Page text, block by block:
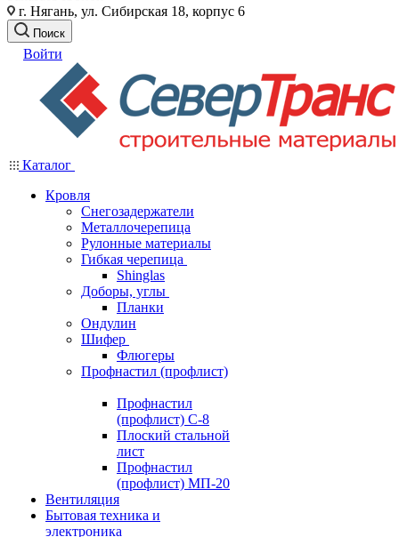
г. Нягань, ул. Сибирская 18, корпус 6
Поиск
Войти
Каталог
Кровля
Снегозадержатели
Металлочерепица
Рулонные материалы
Гибкая черепица
Shinglas
Доборы, углы
Планки
Ондулин
Шифер
Флюгеры
Профнастил (профлист)
Профнастил
(профлист) С-8
Плоский стальной
лист
Профнастил
(профлист) МП-20
Вентиляция
Бытовая техника и
электроника